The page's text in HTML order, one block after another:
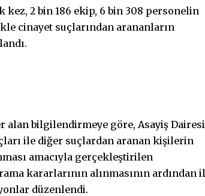
2 bin 186 ekip, 6 bin 308 personelin
cinayet suçlarından arananların
bilgilendirmeye göre, Asayiş Dairesi
ile diğer suçlardan aranan kişilerin
amacıyla gerçekleştirilen
kararlarının alınmasının ardından il
düzenlendi.